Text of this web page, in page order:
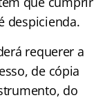
despicienda.
requerer a
de cópia
do